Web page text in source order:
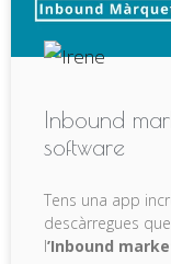
Inbound
software
Tens una app
descàrregues
l’Inbound